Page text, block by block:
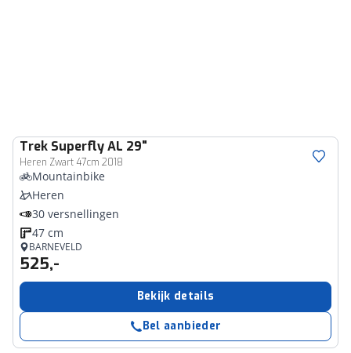
Trek Superfly AL 29"
Heren Zwart 47cm 2018
Mountainbike
Heren
30 versnellingen
47 cm
BARNEVELD
525,-
Bekijk details
Bel aanbieder